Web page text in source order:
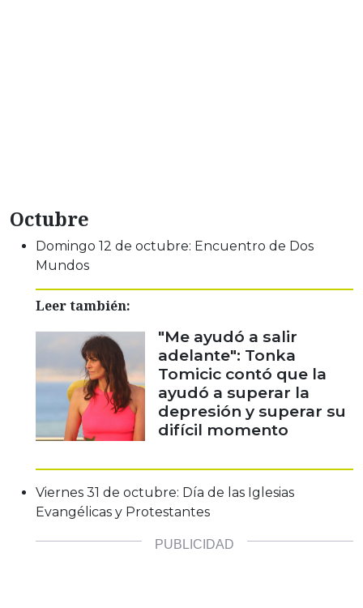
Octubre
Domingo 12 de octubre: Encuentro de Dos
Mundos
Leer también:
"Me ayudó a salir
adelante": Tonka
Tomicic contó que la
ayudó a superar la
depresión y superar su
difícil momento
Viernes 31 de octubre: Día de las Iglesias
Evangélicas y Protestantes